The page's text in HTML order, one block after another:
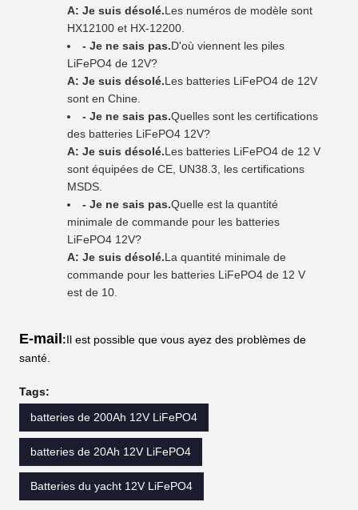
A: Je suis désolé.Les numéros de modèle sont
HX12100 et HX-12200.
- Je ne sais pas.D'où viennent les piles
LiFePO4 de 12V?
A: Je suis désolé.Les batteries LiFePO4 de 12V
sont en Chine.
- Je ne sais pas.Quelles sont les certifications
des batteries LiFePO4 12V?
A: Je suis désolé.Les batteries LiFePO4 de 12 V
sont équipées de CE, UN38.3, les certifications
MSDS.
- Je ne sais pas.Quelle est la quantité
minimale de commande pour les batteries
LiFePO4 12V?
A: Je suis désolé.La quantité minimale de
commande pour les batteries LiFePO4 de 12 V
est de 10.
E-mail :Il est possible que vous ayez des problèmes de
santé.
Tags:
batteries de 200Ah 12V LiFePO4
batteries de 20Ah 12V LiFePO4
Batteries du yacht 12V LiFePO4